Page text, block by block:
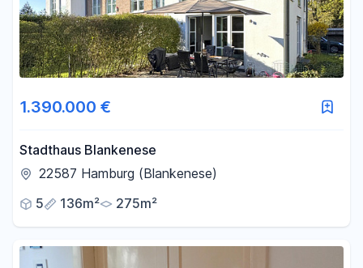
1.390.000 €
Stadthaus Blankenese
22587 Hamburg (Blankenese)
5
136m² 275m²